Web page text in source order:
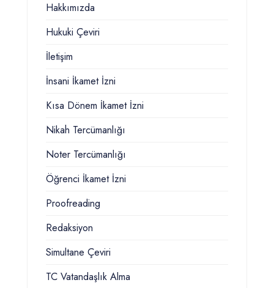
Hakkımızda
Hukuki Çeviri
İletişim
İnsani İkamet İzni
Kısa Dönem İkamet İzni
Nikah Tercümanlığı
Noter Tercümanlığı
Öğrenci İkamet İzni
Proofreading
Redaksiyon
Simultane Çeviri
TC Vatandaşlık Alma